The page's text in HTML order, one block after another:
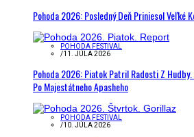
Pohoda 2026: Posledný Deň Priniesol Veľké
POHODA FESTIVAL
/11. JÚLA 2026
Pohoda 2026: Piatok Patril Radosti Z Hudby.
Po Majestátneho Apasheho
POHODA FESTIVAL
/10. JÚLA 2026